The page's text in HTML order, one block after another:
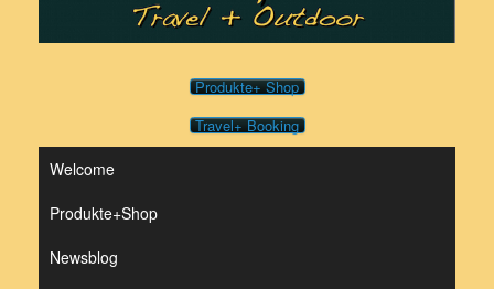
Produkte+ Shop
Travel+ Booking
Welcome
Produkte+Shop
Newsblog